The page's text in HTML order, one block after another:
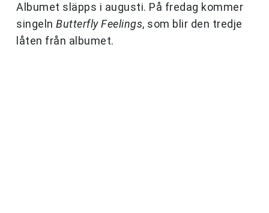
Albumet släpps i augusti. På fredag kommer
singeln Butterfly Feelings, som blir den tredje
låten från albumet.